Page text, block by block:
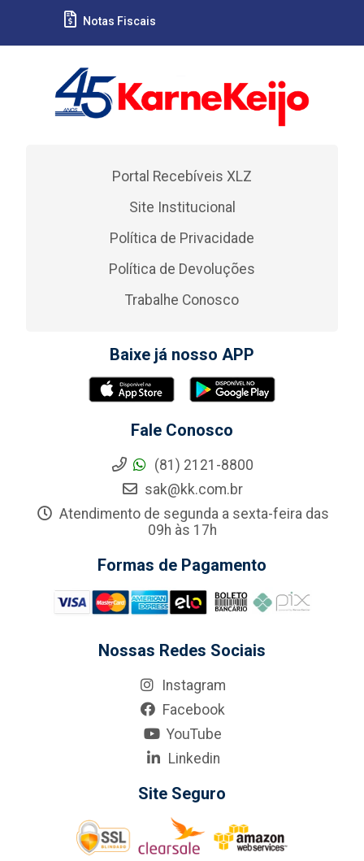
Notas Fiscais
Portal Recebíveis XLZ
Site Institucional
Política de Privacidade
Política de Devoluções
Trabalhe Conosco
Baixe já nosso APP
Fale Conosco
(81) 2121-8800
sak@kk.com.br
Atendimento de segunda a sexta-feira das
09h às 17h
Formas de Pagamento
Nossas Redes Sociais
Instagram
Facebook
YouTube
Linkedin
Site Seguro